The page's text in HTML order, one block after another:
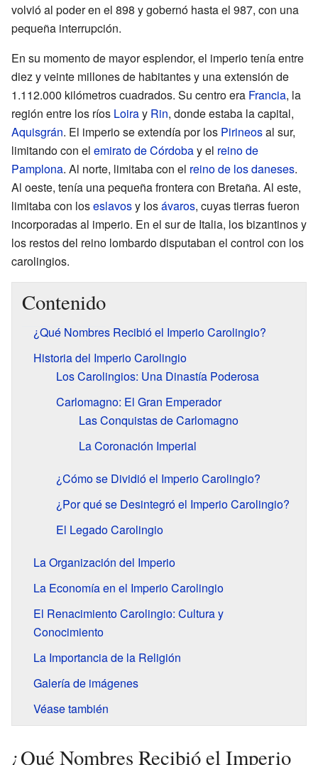
volvió al poder en el 898 y gobernó hasta el 987, con una
pequeña interrupción.
En su momento de mayor esplendor, el imperio tenía entre
diez y veinte millones de habitantes y una extensión de
1.112.000 kilómetros cuadrados. Su centro era Francia, la
región entre los ríos Loiray Rin, donde estaba la capital,
Aquisgrán. El imperio se extendía por los Pirineosal sur,
limitando con el emirato de Córdobay el reino de
Pamplona. Al norte, limitaba con el reino de los daneses.
Al oeste, tenía una pequeña frontera con Bretaña. Al este,
limitaba con loseslavosy losávaros, cuyas tierras fueron
incorporadas al imperio. En el sur de Italia, los bizantinos y
los restos del reino lombardo disputaban el control con los
carolingios.
Contenido
¿Qué Nombres Recibió el Imperio Carolingio?
Historia del Imperio Carolingio
Los Carolingios: Una Dinastía Poderosa
Carlomagno: El Gran Emperador
Las Conquistas de Carlomagno
La Coronación Imperial
¿Cómo se Dividió el Imperio Carolingio?
¿Por qué se Desintegró el Imperio Carolingio?
El Legado Carolingio
La Organización del Imperio
La Economía en el Imperio Carolingio
El Renacimiento Carolingio: Cultura y
Conocimiento
La Importancia de la Religión
Galería de imágenes
Véase también
¿Qué Nombres Recibió el Imperio